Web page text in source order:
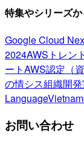
特集やシリーズ
Google Cloud
2024AWSトレン
ートAWS認定（資
の情シス組織開
Language
お問い合わせ